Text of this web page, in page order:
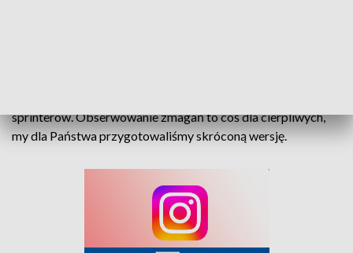
sprinterów. Obserwowanie zmagań to coś dla cierpliwych,
my dla Państwa przygotowaliśmy skróconą wersję.